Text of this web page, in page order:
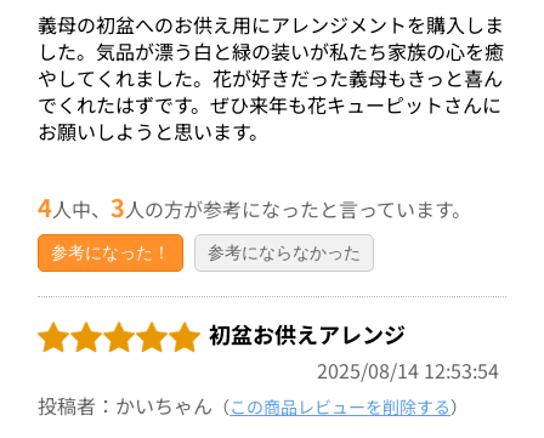
義母の初盆へのお供え用にアレンジメントを購入しま
した。気品が漂う白と緑の装いが私たち家族の心を癒
やしてくれました。花が好きだった義母もきっと喜ん
でくれたはずです。ぜひ来年も花キューピットさんに
お願いしようと思います。
4人中、3人の方が参考になったと言っています。
参考になった！ 参考にならなかった
初盆お供えアレンジ
2025/08/14 12:53:54
投稿者：かいちゃん （この商品レビューを削除する）